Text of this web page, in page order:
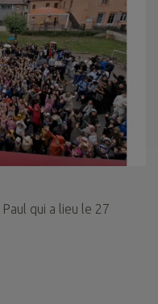
qui a lieu le 27